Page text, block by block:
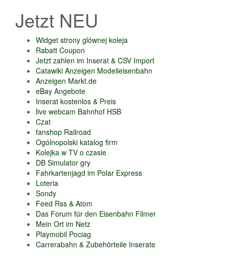
Jetzt NEU
Widget strony glównej koleja
Rabatt Coupon
Jetzt zahlen im Inserat & CSV Import
Catawiki Anzeigen Modelleisenbahn
Anzeigen Markt.de
eBay Angebote
Inserat kostenlos & Preis
live webcam Bahnhof HSB
Czat
fanshop Railroad
Ogólnopolski katalog firm
Kolejka w TV o czasie
DB Simulator gry
Fahrkartenjagd im Polar Express
Loteria
Sondy
Feed Rss & Atom
Das Forum für den Eisenbahn Filmer
Mein Ort im Netz
Playmobil Pociag
Carrerabahn & Zubehörteile Inserate